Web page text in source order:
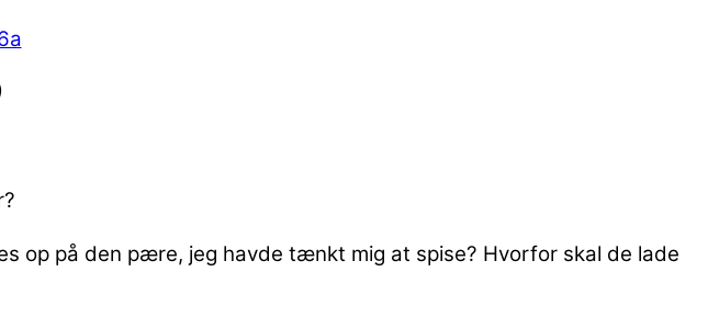
op på den pære, jeg havde tænkt mig at spise? Hvorfor skal de lade